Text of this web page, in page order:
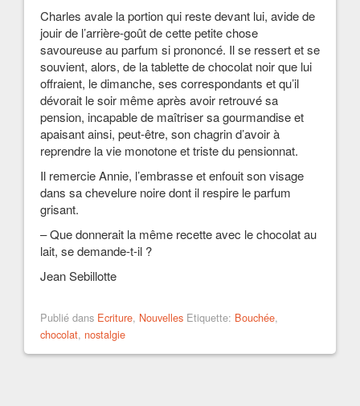
Charles avale la portion qui reste devant lui, avide de
jouir de l’arrière-goût de cette petite chose
savoureuse au parfum si prononcé. Il se ressert et se
souvient, alors, de la tablette de chocolat noir que lui
offraient, le dimanche, ses correspondants et qu’il
dévorait le soir même après avoir retrouvé sa
pension, incapable de maîtriser sa gourmandise et
apaisant ainsi, peut-être, son chagrin d’avoir à
reprendre la vie monotone et triste du pensionnat.
Il remercie Annie, l’embrasse et enfouit son visage
dans sa chevelure noire dont il respire le parfum
grisant.
– Que donnerait la même recette avec le chocolat au
lait, se demande-t-il ?
Jean Sebillotte
Publié dans Ecriture, Nouvelles Etiquette: Bouchée,
chocolat, nostalgie